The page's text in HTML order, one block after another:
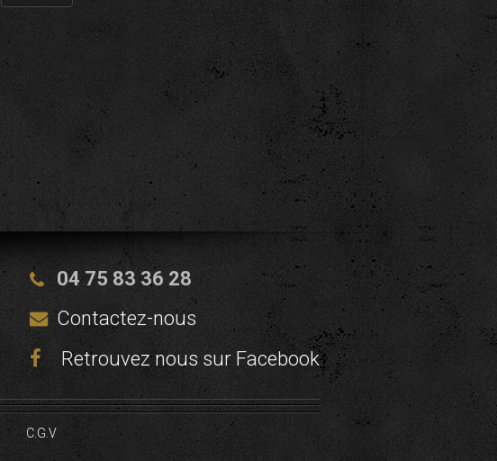
04 75 83 36 28
Contactez-nous
Retrouvez nous sur Facebook
C.G.V